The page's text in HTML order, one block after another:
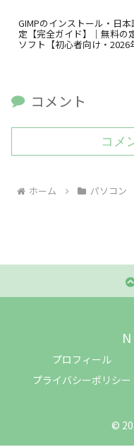
GIMPのインストール・日
定【完全ガイド】｜無料の
ソフト【初心者向け・2026
コメント
コメ
ホーム パソコン
プロフィール
プライバシーポリシー
©